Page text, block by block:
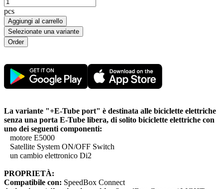
pcs
Aggiungi al carrello
Selezionate una variante
La variante "+E-Tube port" è destinata alle biciclette elettriche
senza una porta E-Tube libera, di solito biciclette elettriche con
uno dei seguenti componenti:
motore E5000
Satellite System ON/OFF Switch
un cambio elettronico Di2
PROPRIETÀ:
Compatibile con: SpeedBox Connect